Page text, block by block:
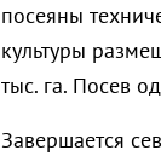
посеяны
культуры
тыс. га. Посев
Завершается